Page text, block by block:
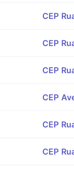
CEP
CEP
CEP
CEP
CEP
CEP